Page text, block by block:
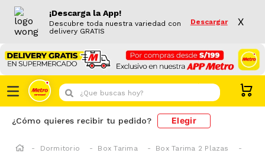
¡Descarga la App!
Descubre toda nuestra variedad con
delivery GRATIS
Descargar X
¿Que buscas hoy?
¿Cómo quieres recibir tu pedido? Elegir
Dormitorio Box Tarima
Box Tarima 2 Plazas